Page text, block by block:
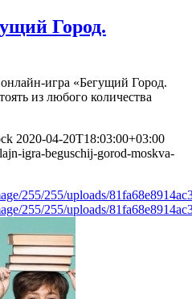
Город.
игра «Бегущий Город.
из любого количества
2020-04-20T18:03:00+03:00
igra-beguschij-gorod-moskva-
255/255/uploads/
255/255/uploads/